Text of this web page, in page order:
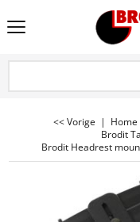
<< Vorige | Home
Brodit
Brodit Headrest